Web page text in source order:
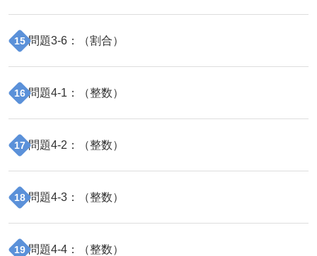
15 問題3-6 ：（割合）
16 問題4-1 ：（整数）
17 問題4-2 ：（整数）
18 問題4-3 ：（整数）
19 問題4-4 ：（整数）